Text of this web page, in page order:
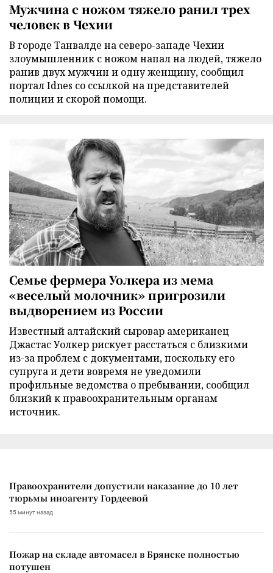
Мужчина с ножом тяжело ранил трех
человек в Чехии
В городе Танвалде на северо-западе Чехии
злоумышленник с ножом напал на людей, тяжело
ранив двух мужчин и одну женщину, сообщил
портал Idnes со ссылкой на представителей
полиции и скорой помощи.
Семье фермера Уолкера из мема
«веселый молочник» пригрозили
выдворением из России
Известный алтайский сыровар американец
Джастас Уолкер рискует расстаться с близкими
из-за проблем с документами, поскольку его
супруга и дети вовремя не уведомили
профильные ведомства о пребывании, сообщил
близкий к правоохранительным органам
источник.
Правоохранители допустили наказание до 10 лет
тюрьмы иноагенту Гордеевой
55 минут назад
Пожар на складе автомасел в Брянске полностью
потушен